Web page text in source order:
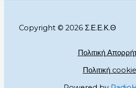
Copyright © 2026 Σ.Ε.Ε.Κ.Θ
Πολιτική
Πολιτική